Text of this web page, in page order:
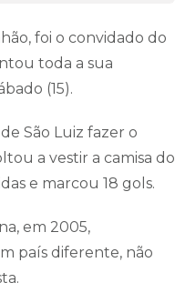
foi o convidado do
toda a sua
(15).
São Luiz fazer o
a vestir a camisa do
e marcou 18 gols.
em 2005,
país diferente, não